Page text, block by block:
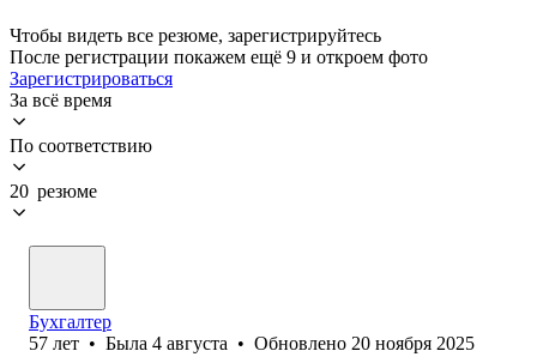
Чтобы видеть все резюме, зарегистрируйтесь
После регистрации покажем ещё 9 и откроем фото
Зарегистрироваться
За всё время
По соответствию
20 резюме
Бухгалтер
57 лет • Была 4 августа • Обновлено 20 ноября 2025